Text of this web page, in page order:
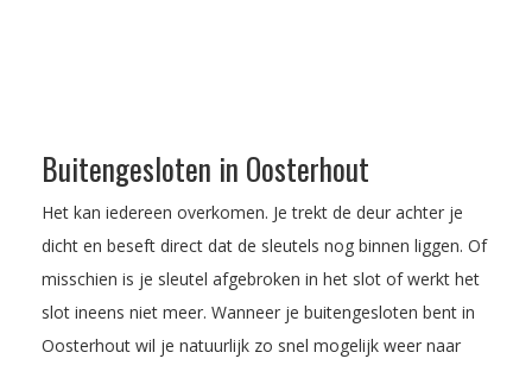
Buitengesloten in Oosterhout
Het kan iedereen overkomen. Je trekt de deur achter je
dicht en beseft direct dat de sleutels nog binnen liggen. Of
misschien is je sleutel afgebroken in het slot of werkt het
slot ineens niet meer. Wanneer je buitengesloten bent in
Oosterhout wil je natuurlijk zo snel mogelijk weer naar